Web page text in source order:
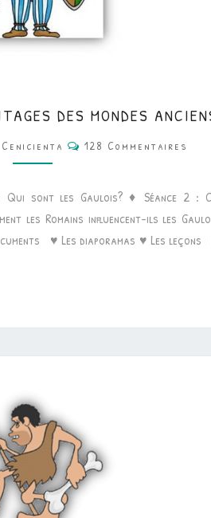
•
HISTOIRE
HÉRITAGES
DES
MONDES
DES MONDES
Cenicienta Commentaires
128 Commentaires
sont les Gaulois? ♦ Séance 2 :
les Romains influencent-ils les
♥ Les diaporamas ♥ Les